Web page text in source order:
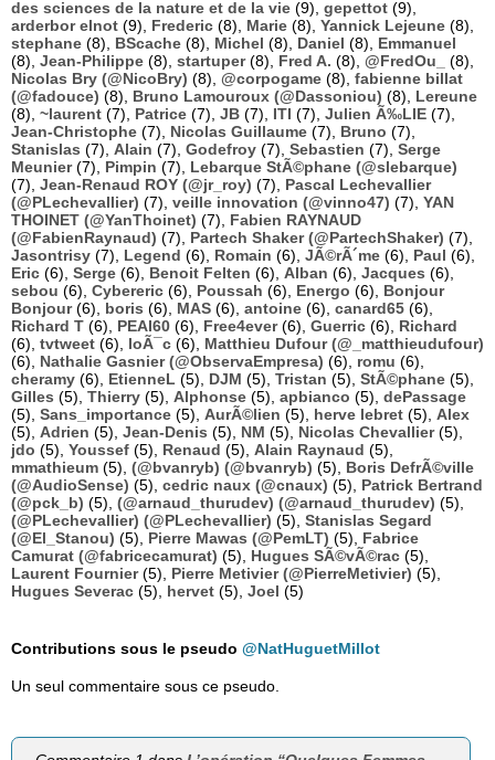
des sciences de la nature et de la vie (9), gepettot (9),
arderbor elnot (9), Frederic (8), Marie (8), Yannick Lejeune (8),
stephane (8), BScache (8), Michel (8), Daniel (8), Emmanuel
(8), Jean-Philippe (8), startuper(8), Fred A. (8), @FredOu_
(8),
Nicolas Bry (@NicoBry) (8), @corpogame (8), fabienne billat
(@fadouce) (8), Bruno Lamouroux (@Dassoniou) (8), Lereune
(8), ~laurent (7), Patrice (7), JB (7), ITI (7), Julien Ã‰LIE (7),
Jean-Christophe (7), Nicolas Guillaume (7), Bruno (7),
Stanislas (7), Alain (7), Godefroy (7), Sebastien (7), Serge
Meunier(7), Pimpin (7), Lebarque StÃ©phane (@slebarque)
(7), Jean-Renaud ROY (@jr_roy) (7), Pascal Lechevallier
(@PLechevallier) (7), veille innovation (@vinno47) (7), YAN
THOINET (@YanThoinet) (7), Fabien RAYNAUD
(@FabienRaynaud) (7), Partech Shaker (@PartechShaker) (7),
Jasontrisy (7), Legend (6), Romain (6), JÃ©rÃ´me (6), Paul (6),
Eric (6), Serge (6), Benoit Felten (6), Alban (6), Jacques (6),
sebou (6), Cybereric (6), Poussah (6), Energo (6), Bonjour
Bonjour(6), boris (6), MAS (6), antoine (6), canard65 (6),
Richard T (6), PEAI60 (6), Free4ever(6), Guerric (6), Richard
(6), tvtweet (6), loÃ¯c (6), Matthieu Dufour (@_matthieudufour)
(6), Nathalie Gasnier (@ObservaEmpresa) (6), romu (6),
cheramy (6), EtienneL (5), DJM (5), Tristan (5), StÃ©phane (5),
Gilles (5), Thierry (5), Alphonse (5), apbianco (5), dePassage
(5), Sans_importance (5), AurÃ©lien (5), herve lebret (5), Alex
(5), Adrien (5), Jean-Denis (5), NM (5), Nicolas Chevallier(5),
jdo (5), Youssef (5), Renaud (5), Alain Raynaud (5),
mmathieum (5), (@bvanryb) (@bvanryb) (5), Boris DefrÃ©ville
(@AudioSense) (5), cedric naux (@cnaux) (5), Patrick Bertrand
(@pck_b) (5), (@arnaud_thurudev) (@arnaud_thurudev) (5),
(@PLechevallier) (@PLechevallier) (5), Stanislas Segard
(@El_Stanou) (5), Pierre Mawas (@PemLT) (5), Fabrice
Camurat (@fabricecamurat) (5), Hugues SÃ©vÃ©rac (5),
Laurent Fournier(5), Pierre Metivier (@PierreMetivier) (5),
Hugues Severac (5), hervet (5), Joel (5)
Contributions sous le pseudo @NatHuguetMillot
Un seul commentaire sous ce pseudo.